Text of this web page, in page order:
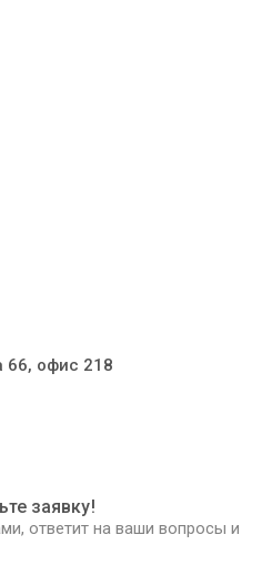
66, офис 218
заявку!
ответит на ваши вопросы и